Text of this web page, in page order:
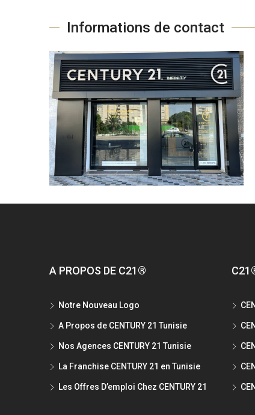
Informations de contact
A PROPOS DE C21®
Notre Nouveau Logo
A Propos de CENTURY 21 Tunisie
Nos Agences CENTURY 21 Tunisie
La Franchise CENTURY 21 en Tunisie
Les Offres D’emploi Chez CENTURY 21